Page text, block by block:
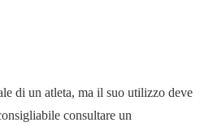
di un atleta, ma il suo utilizzo deve
consultare un